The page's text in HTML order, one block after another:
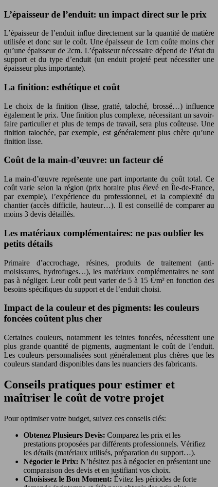
L’épaisseur de l’enduit: un impact direct sur le prix
L’épaisseur de l’enduit influe directement sur la quantité de matière
utilisée et donc sur le coût. Une épaisseur de 1cm coûte moins cher
qu’une épaisseur de 2cm. L’épaisseur nécessaire dépend de l’état du
support et du type d’enduit (un enduit projeté peut nécessiter une
épaisseur plus importante).
La finition: esthétique et coût
Le choix de la finition (lisse, gratté, taloché, brossé…) influence
également le prix. Une finition plus complexe, nécessitant un savoir-
faire particulier et plus de temps de travail, sera plus coûteuse. Une
finition talochée, par exemple, est généralement plus chère qu’une
finition lisse.
Coût de la main-d’œuvre: un facteur clé
La main-d’œuvre représente une part importante du coût total. Ce
coût varie selon la région (prix horaire plus élevé en Île-de-France,
par exemple), l’expérience du professionnel, et la complexité du
chantier (accès difficile, hauteur…). Il est conseillé de comparer au
moins 3 devis détaillés.
Les matériaux complémentaires: ne pas oublier les
petits détails
Primaire d’accrochage, résines, produits de traitement (anti-
moisissures, hydrofuges…), les matériaux complémentaires ne sont
pas à négliger. Leur coût peut varier de 5 à 15 €/m² en fonction des
besoins spécifiques du support et de l’enduit choisi.
Impact de la couleur et des pigments: les couleurs
foncées coûtent plus cher
Certaines couleurs, notamment les teintes foncées, nécessitent une
plus grande quantité de pigments, augmentant le coût de l’enduit.
Les couleurs personnalisées sont généralement plus chères que les
couleurs standard disponibles dans les nuanciers des fabricants.
Conseils pratiques pour estimer et
maîtriser le coût de votre projet
Pour optimiser votre budget, suivez ces conseils clés:
Obtenez Plusieurs Devis: Comparez les prix et les
prestations proposées par différents professionnels. Vérifiez
les détails (matériaux utilisés, préparation du support…).
Négocier le Prix: N’hésitez pas à négocier en présentant une
comparaison des devis et en justifiant vos choix.
Choisissez le Bon Moment: Évitez les périodes de forte